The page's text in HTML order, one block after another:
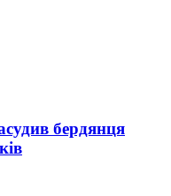
бердянця